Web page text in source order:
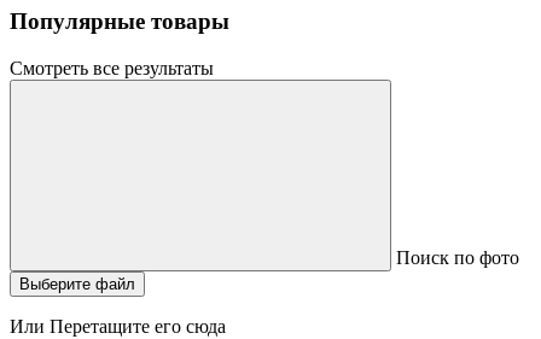
Популярные товары
Смотреть все результаты
Поиск по фото
Выберите файл
Или Перетащите его сюда